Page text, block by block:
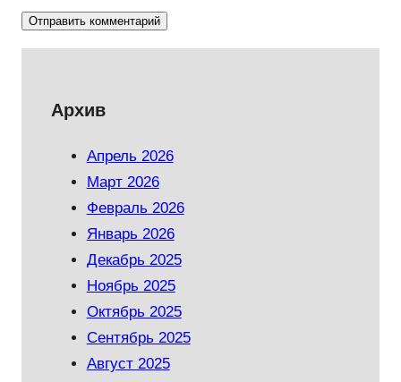
Архив
Апрель 2026
Март 2026
Февраль 2026
Январь 2026
Декабрь 2025
Ноябрь 2025
Октябрь 2025
Сентябрь 2025
Август 2025